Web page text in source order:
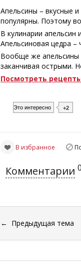
Апельсины – вкусные
популярны. Поэтому
В кулинарии апельсин
Апельсиновая цедра –
Вообще же апельсины
заканчивая острыми.
Посмотреть
Это интересно +2
В избранное
Комментарии 0
← Предыдущая тема